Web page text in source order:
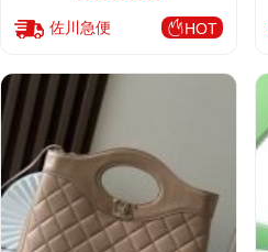
佐川急便 HOT